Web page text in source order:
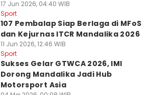
17 Jun 2026, 04:40 WIB
Sport
107 Pembalap Siap Berlaga di MFoS
dan Kejurnas ITCR Mandalika 2026
11 Jun 2026, 12:46 WIB
Sport
Sukses Gelar GTWCA 2026, IMI
Dorong Mandalika Jadi Hub
Motorsport Asia